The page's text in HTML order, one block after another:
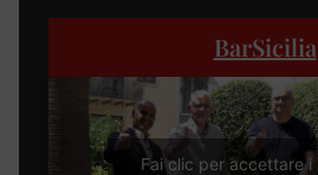
BarSicilia
Fai clic per accettare i